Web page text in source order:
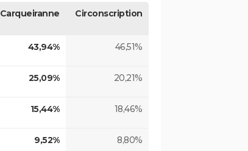
Carqueiranne Circonscription
43,94% 46,51%
25,09% 20,21%
15,44% 18,46%
9,52% 8,80%